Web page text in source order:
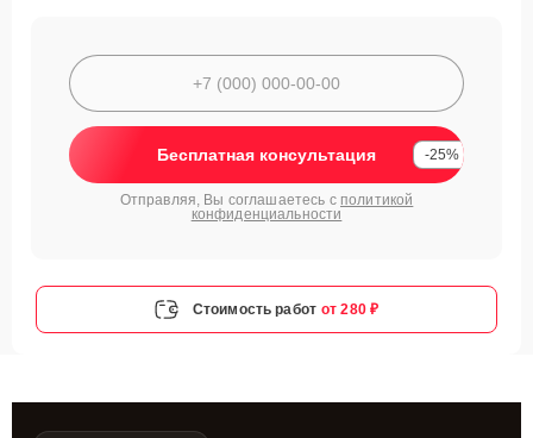
Бесплатная консультация -25%
Отправляя, Вы соглашаетесь с политикой
конфиденциальности
Стоимость работ от 280 ₽